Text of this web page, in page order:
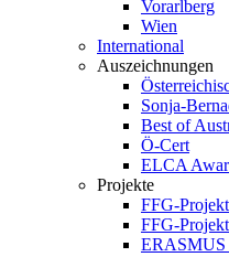
Vorarlberg
Wien
International
Auszeichnungen
Sonja-
Best of
Ö-Cert
ELCA
Projekte
FFG-
FFG-
ERASMUS